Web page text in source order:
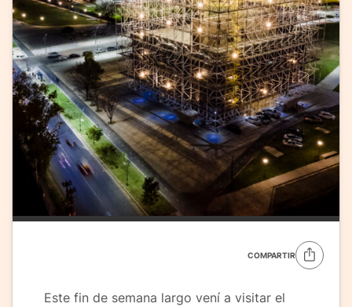
COMPARTIR
Este fin de semana largo vení a visitar el